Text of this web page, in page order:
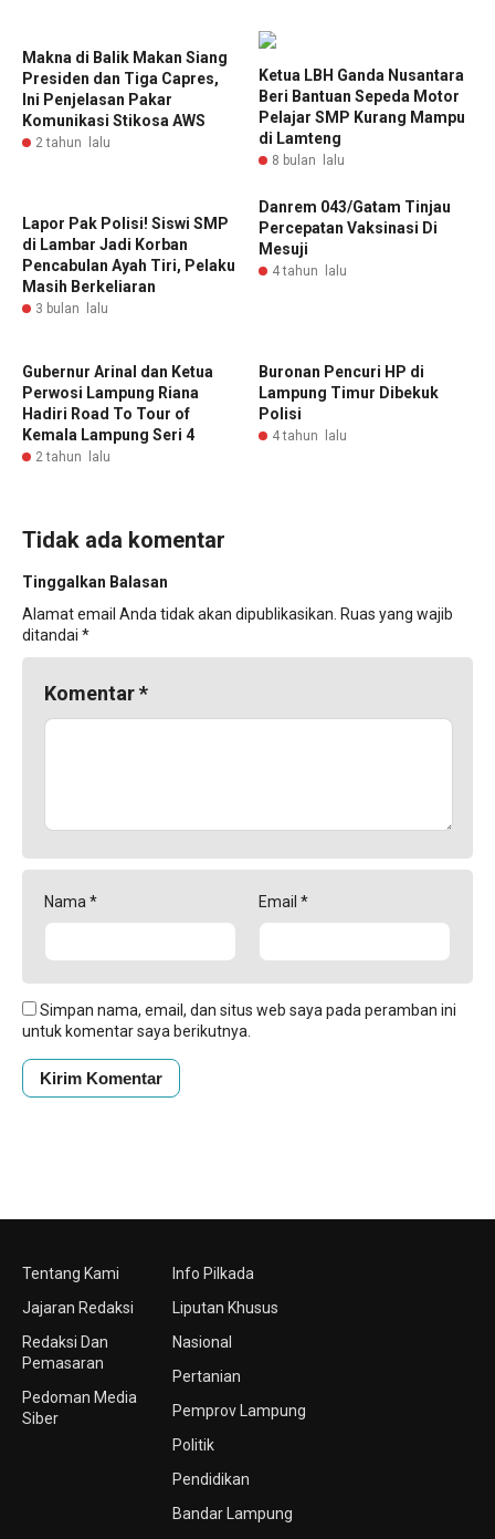
Makna di Balik Makan Siang
Presiden dan Tiga Capres,
Ini Penjelasan Pakar
Komunikasi Stikosa AWS
2 tahun lalu
‎Ketua LBH Ganda Nusantara
Beri Bantuan Sepeda Motor
Pelajar SMP Kurang Mampu
di Lamteng ‎
8 bulan lalu
Lapor Pak Polisi! Siswi SMP
di Lambar Jadi Korban
Pencabulan Ayah Tiri, Pelaku
Masih Berkeliaran
3 bulan lalu
Danrem 043/Gatam Tinjau
Percepatan Vaksinasi Di
Mesuji
4 tahun lalu
Gubernur Arinal dan Ketua
Perwosi Lampung Riana
Hadiri Road To Tour of
Kemala Lampung Seri 4
2 tahun lalu
Buronan Pencuri HP di
Lampung Timur Dibekuk
Polisi
4 tahun lalu
Tidak ada komentar
Tinggalkan Balasan
Alamat email Anda tidak akan dipublikasikan. Ruas yang wajib
ditandai *
Komentar*
Nama * Email *
Simpan nama, email, dan situs web saya pada peramban ini
untuk komentar saya berikutnya.
Tentang Kami
Jajaran Redaksi
Redaksi Dan
Pemasaran
Pedoman Media
Siber
Info Pilkada
Liputan Khusus
Nasional
Pertanian
Pemprov Lampung
Politik
Pendidikan
Bandar Lampung